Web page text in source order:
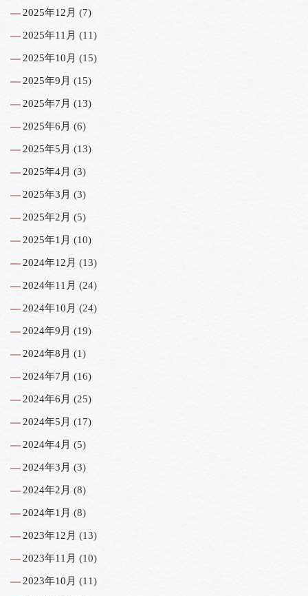
2025年12月 (7)
2025年11月 (11)
2025年10月 (15)
2025年9月 (15)
2025年7月 (13)
2025年6月 (6)
2025年5月 (13)
2025年4月 (3)
2025年3月 (3)
2025年2月 (5)
2025年1月 (10)
2024年12月 (13)
2024年11月 (24)
2024年10月 (24)
2024年9月 (19)
2024年8月 (1)
2024年7月 (16)
2024年6月 (25)
2024年5月 (17)
2024年4月 (5)
2024年3月 (3)
2024年2月 (8)
2024年1月 (8)
2023年12月 (13)
2023年11月 (10)
2023年10月 (11)